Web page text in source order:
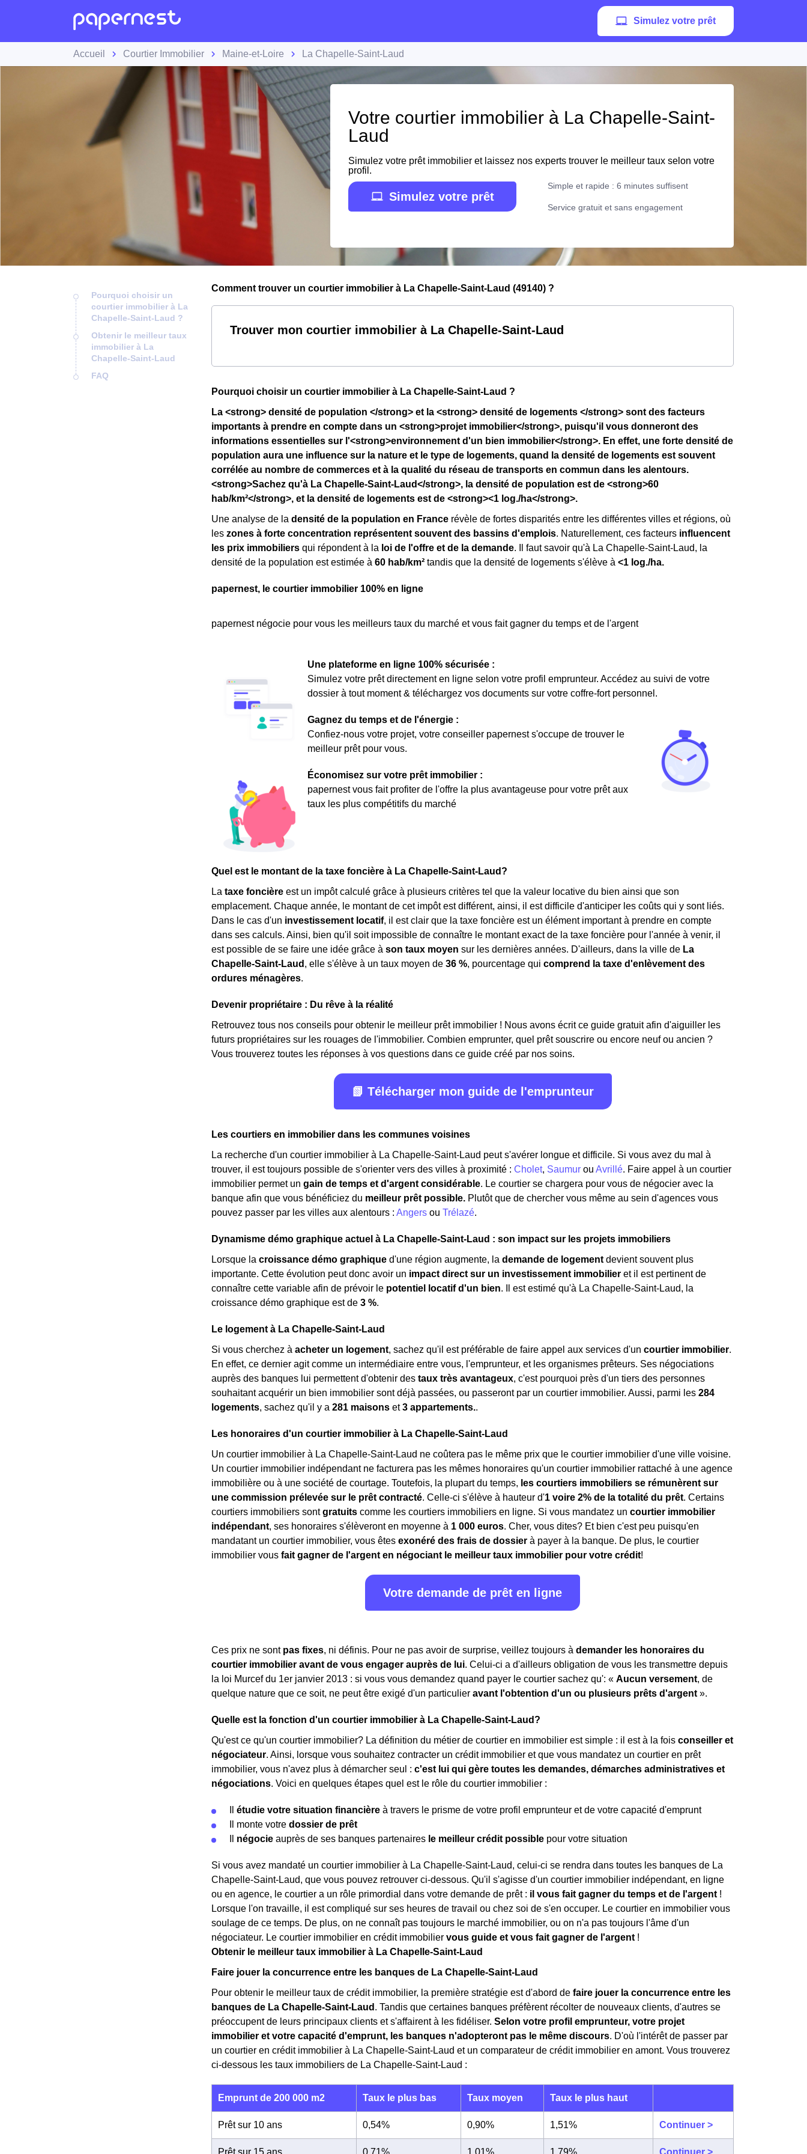
Simulez votre prêt
Accueil Courtier Immobilier Maine-et-Loire La Chapelle-Saint-Laud
Votre courtier immobilier à La Chapelle-Saint-
Laud
Simulez votre prêt immobilier et laissez nos experts trouver le meilleur taux selon votre
profil.
Simulez votre prêt
Simple et rapide : 6 minutes suffisent
Service gratuit et sans engagement
Pourquoi choisir un
courtier immobilier à La
Chapelle-Saint-Laud ?
Obtenir le meilleur taux
immobilier à La
Chapelle-Saint-Laud
FAQ
Comment trouver un courtier immobilier à La Chapelle-Saint-Laud (49140) ?
Trouver mon courtier immobilier à La Chapelle-Saint-Laud
Pourquoi choisir un courtier immobilier à La Chapelle-Saint-Laud ?
La <strong> densité de population </strong> et la <strong> densité de logements </strong> sont des facteurs
importants à prendre en compte dans un <strong>projet immobilier</strong>, puisqu'il vous donneront des
informations essentielles sur l'<strong>environnement d'un bien immobilier</strong>. En effet, une forte densité de
population aura une influence sur la nature et le type de logements, quand la densité de logements est souvent
corrélée au nombre de commerces et à la qualité du réseau de transports en commun dans les alentours.
<strong>Sachez qu'à La Chapelle-Saint-Laud</strong>, la densité de population est de <strong>60
hab/km²</strong>, et la densité de logements est de <strong><1 log./ha</strong>.
Une analyse de la densité de la population en France révèle de fortes disparités entre les différentes villes et régions, où
les zones à forte concentration représentent souvent des bassins d'emplois. Naturellement, ces facteurs influencent
les prix immobiliers qui répondent à la loi de l'offre et de la demande. Il faut savoir qu'à La Chapelle-Saint-Laud, la
densité de la population est estimée à 60 hab/km² tandis que la densité de logements s'élève à <1 log./ha.
papernest, le courtier immobilier 100% en ligne
papernest négocie pour vous les meilleurs taux du marché et vous fait gagner du temps et de l'argent
Une plateforme en ligne 100% sécurisée :
Simulez votre prêt directement en ligne selon votre profil emprunteur. Accédez au suivi de votre
dossier à tout moment & téléchargez vos documents sur votre coffre-fort personnel.
Gagnez du temps et de l'énergie :
Confiez-nous votre projet, votre conseiller papernest s'occupe de trouver le
meilleur prêt pour vous.
Économisez sur votre prêt immobilier :
papernest vous fait profiter de l'offre la plus avantageuse pour votre prêt aux
taux les plus compétitifs du marché
Quel est le montant de la taxe foncière à La Chapelle-Saint-Laud?
La taxe foncière est un impôt calculé grâce à plusieurs critères tel que la valeur locative du bien ainsi que son
emplacement. Chaque année, le montant de cet impôt est différent, ainsi, il est difficile d'anticiper les coûts qui y sont liés.
Dans le cas d'un investissement locatif, il est clair que la taxe foncière est un élément important à prendre en compte
dans ses calculs. Ainsi, bien qu'il soit impossible de connaître le montant exact de la taxe foncière pour l'année à venir, il
est possible de se faire une idée grâce à son taux moyen sur les dernières années. D'ailleurs, dans la ville de La
Chapelle-Saint-Laud , elle s'élève à un taux moyen de 36 %, pourcentage qui comprend la taxe d'enlèvement des
ordures ménagères.
Devenir propriétaire : Du rêve à la réalité
Retrouvez tous nos conseils pour obtenir le meilleur prêt immobilier ! Nous avons écrit ce guide gratuit afin d'aiguiller les
futurs propriétaires sur les rouages de l'immobilier. Combien emprunter, quel prêt souscrire ou encore neuf ou ancien ?
Vous trouverez toutes les réponses à vos questions dans ce guide créé par nos soins.
📗 Télécharger mon guide de l'emprunteur
Les courtiers en immobilier dans les communes voisines
La recherche d'un courtier immobilier à La Chapelle-Saint-Laud peut s'avérer longue et difficile. Si vous avez du mal à
trouver, il est toujours possible de s'orienter vers des villes à proximité : Cholet, Saumur ou Avrillé. Faire appel à un courtier
immobilier permet un gain de temps et d'argent considérable. Le courtier se chargera pour vous de négocier avec la
banque afin que vous bénéficiez du meilleur prêt possible. Plutôt que de chercher vous même au sein d'agences vous
pouvez passer par les villes aux alentours : Angers ou Trélazé.
Dynamisme démo graphique actuel à La Chapelle-Saint-Laud : son impact sur les projets immobiliers
Lorsque la croissance démo graphique d'une région augmente, la demande de logement devient souvent plus
importante. Cette évolution peut donc avoir un impact direct sur un investissement immobilier et il est pertinent de
connaître cette variable afin de prévoir le potentiel locatif d'un bien. Il est estimé qu'à La Chapelle-Saint-Laud, la
croissance démo graphique est de 3 %.
Le logement à La Chapelle-Saint-Laud
Si vous cherchez à acheter un logement, sachez qu'il est préférable de faire appel aux services d'un courtier immobilier.
En effet, ce dernier agit comme un intermédiaire entre vous, l'emprunteur, et les organismes prêteurs. Ses négociations
auprès des banques lui permettent d'obtenir des taux très avantageux, c'est pourquoi près d'un tiers des personnes
souhaitant acquérir un bien immobilier sont déjà passées, ou passeront par un courtier immobilier. Aussi, parmi les 284
logements, sachez qu'il y a 281 maisons et3 appartements..
Les honoraires d'un courtier immobilier à La Chapelle-Saint-Laud
Un courtier immobilier à La Chapelle-Saint-Laud ne coûtera pas le même prix que le courtier immobilier d'une ville voisine.
Un courtier immobilier indépendant ne facturera pas les mêmes honoraires qu'un courtier immobilier rattaché à une agence
immobilière ou à une société de courtage. Toutefois, la plupart du temps, les courtiers immobiliers se rémunèrent sur
une commission prélevée sur le prêt contracté. Celle-ci s'élève à hauteur d'1 voire 2% de la totalité du prêt. Certains
courtiers immobiliers sontgratuits comme les courtiers immobiliers en ligne. Si vous mandatez un courtier immobilier
indépendant, ses honoraires s'élèveront en moyenne à 1 000 euros. Cher, vous dites? Et bien c'est peu puisqu'en
mandatant un courtier immobilier, vous êtes exonéré des frais de dossier à payer à la banque. De plus, le courtier
immobilier vous fait gagner de l'argent en négociant le meilleur taux immobilier pour votre crédit!
Votre demande de prêt en ligne
Ces prix ne sont pas fixes, ni définis. Pour ne pas avoir de surprise, veillez toujours à demander les honoraires du
courtier immobilier avant de vous engager auprès de lui. Celui-ci a d'ailleurs obligation de vous les transmettre depuis
la loi Murcef du 1er janvier 2013 : si vous vous demandez quand payer le courtier sachez qu': « Aucun versement, de
quelque nature que ce soit, ne peut être exigé d'un particulier avant l'obtention d'un ou plusieurs prêts d'argent ».
Quelle est la fonction d'un courtier immobilier à La Chapelle-Saint-Laud?
Qu'est ce qu'un courtier immobilier? La définition du métier de courtier en immobilier est simple : il est à la fois conseiller et
négociateur. Ainsi, lorsque vous souhaitez contracter un crédit immobilier et que vous mandatez un courtier en prêt
immobilier, vous n'avez plus à démarcher seul : c'est lui qui gère toutes les demandes, démarches administratives et
négociations. Voici en quelques étapes quel est le rôle du courtier immobilier :
étudie votre situation financière à travers le prisme de votre profil emprunteur et de votre capacité d'emprunt
Il monte votre dossier de prêt
négocie auprès de ses banques partenaires le meilleur crédit possible pour votre situation
Si vous avez mandaté un courtier immobilier à La Chapelle-Saint-Laud, celui-ci se rendra dans toutes les banques de La
Chapelle-Saint-Laud, que vous pouvez retrouver ci-dessous. Qu'il s'agisse d'un courtier immobilier indépendant, en ligne
ou en agence, le courtier a un rôle primordial dans votre demande de prêt : il vous fait gagner du temps et de l'argent !
Lorsque l'on travaille, il est compliqué sur ses heures de travail ou chez soi de s'en occuper. Le courtier en immobilier vous
soulage de ce temps. De plus, on ne connaît pas toujours le marché immobilier, ou on n'a pas toujours l'âme d'un
négociateur. Le courtier immobilier en crédit immobilier vous guide et vous fait gagner de l'argent !
Obtenir le meilleur taux immobilier à La Chapelle-Saint-Laud
Faire jouer la concurrence entre les banques de La Chapelle-Saint-Laud
Pour obtenir le meilleur taux de crédit immobilier, la première stratégie est d'abord de faire jouer la concurrence entre les
banques de La Chapelle-Saint-Laud . Tandis que certaines banques préfèrent récolter de nouveaux clients, d'autres se
préoccupent de leurs principaux clients et s'affairent à les fidéliser. Selon votre profil emprunteur, votre projet
immobilier et votre capacité d'emprunt, les banques n'adopteront pas le même discours. D'où l'intérêt de passer par
un courtier en crédit immobilier à La Chapelle-Saint-Laud et un comparateur de crédit immobilier en amont. Vous trouverez
ci-dessous les taux immobiliers de La Chapelle-Saint-Laud :
Emprunt de 200 000 m2 Taux le plus bas Taux moyen Taux le plus haut
Prêt sur 10 ans 0,54% 0,90% 1,51% Continuer >
Prêt sur 15 ans 0,71% 1,01% 1,79% Continuer >